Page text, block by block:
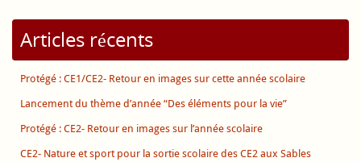
Articles récents
Protégé : CE1/CE2- Retour en images sur cette année scolaire
Lancement du thème d’année “Des éléments pour la vie”
Protégé : CE2- Retour en images sur l’année scolaire
CE2- Nature et sport pour la sortie scolaire des CE2 aux Sables